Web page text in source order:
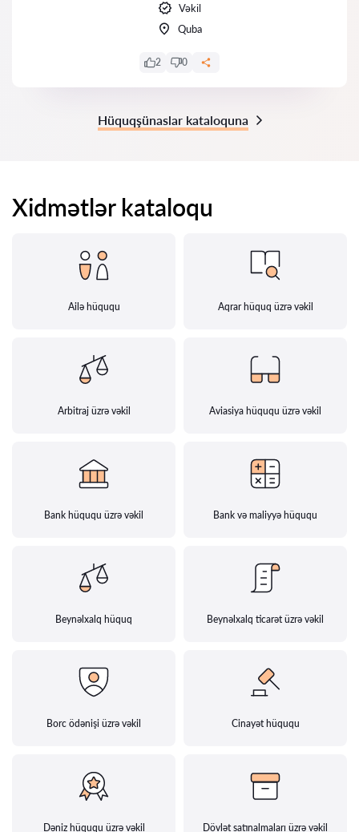
Vəkil
Quba
2 0
Hüquqşünaslar kataloquna
Xidmətlər kataloqu
Ailə hüququ Aqrar hüquq üzrə vəkil
Arbitraj üzrə vəkil Aviasiya hüququ üzrə vəkil
Bank hüququ üzrə vəkil Bank və maliyyə hüququ
Beynəlxalq hüquq Beynəlxalq ticarət üzrə vəkil
Borc ödənişi üzrə vəkil Cinayət hüququ
Dəniz hüququ üzrə vəkil Dövlət satınalmaları üzrə vəkil